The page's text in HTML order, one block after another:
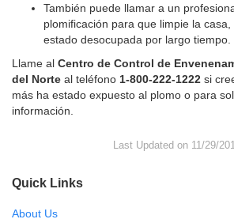
También puede llamar a un
plomificación para que limpie la
estado desocupada por largo tiempo.
Llame al Centro de Control de
del Norte al teléfono 1-800-222-1222 si
más ha estado expuesto al plomo o para
información.
Last Updated on 11/29/
Quick Links
About Us